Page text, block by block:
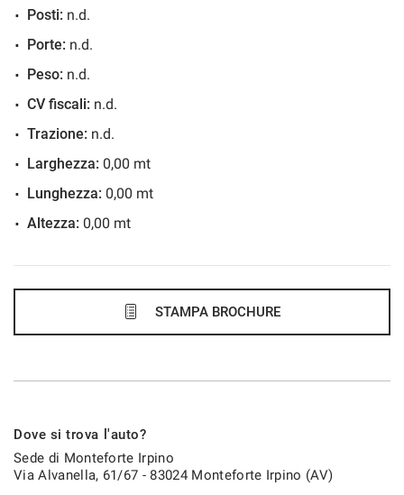
36 Mesi
816€/mese
36 Mesi
823€/mese
36 Mesi
Posti: n.d.
Porte: n.d.
Peso: n.d.
CV fiscali: n.d.
Trazione: n.d.
Larghezza: 0,00 mt
Lunghezza: 0,00 mt
Altezza: 0,00 mt
STAMPA BROCHURE
Dove si trova l'auto?
Sede di Monteforte Irpino
Via Alvanella, 61/67 - 83024 Monteforte Irpino (AV)